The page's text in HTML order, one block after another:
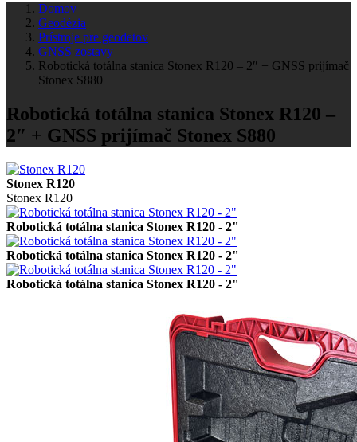
Domov
Geodézia
Prístroje pre geodetov
GNSS zostavy
Robotická totálna stanica Stonex R120 – 2″ + GNSS prijímač
Stonex S880
Robotická totálna stanica Stonex R120 –
2″ + GNSS prijímač Stonex S880
Stonex R120
Stonex R120
Robotická totálna stanica Stonex R120 - 2"
Robotická totálna stanica Stonex R120 - 2"
Robotická totálna stanica Stonex R120 - 2"